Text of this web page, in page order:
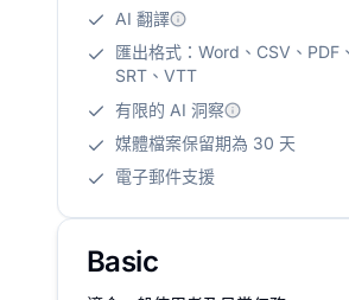
AI 翻譯
匯出格式：Word、CSV、PDF
SRT、VTT
有限的 AI 洞察
媒體檔案保留期為 30 天
電子郵件支援
Basic